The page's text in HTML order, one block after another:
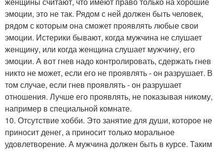
эмоции, это не так. Рядом с ней должен быть человек,
рядом с которым она сможет проявлять любые свои
эмоции. Истерики бывают, когда мужчина не слушает
женщину, или когда женщина слушает мужчину, его
эмоции. А вот гнев надо контролировать, сдержать гнев
никто не может, если его не проявлять - он разрушает. В
том случае, если гнев проявлять - он разрушает
отношения. Лучше его проявлять, не показывая никому,
например в специальной комнате.
10. Отсутствие хобби. Это занятие для души, которое не
приносит денег, а приносит только моральное
удовлетворение. А мужчина должен быть в курсе. Таким